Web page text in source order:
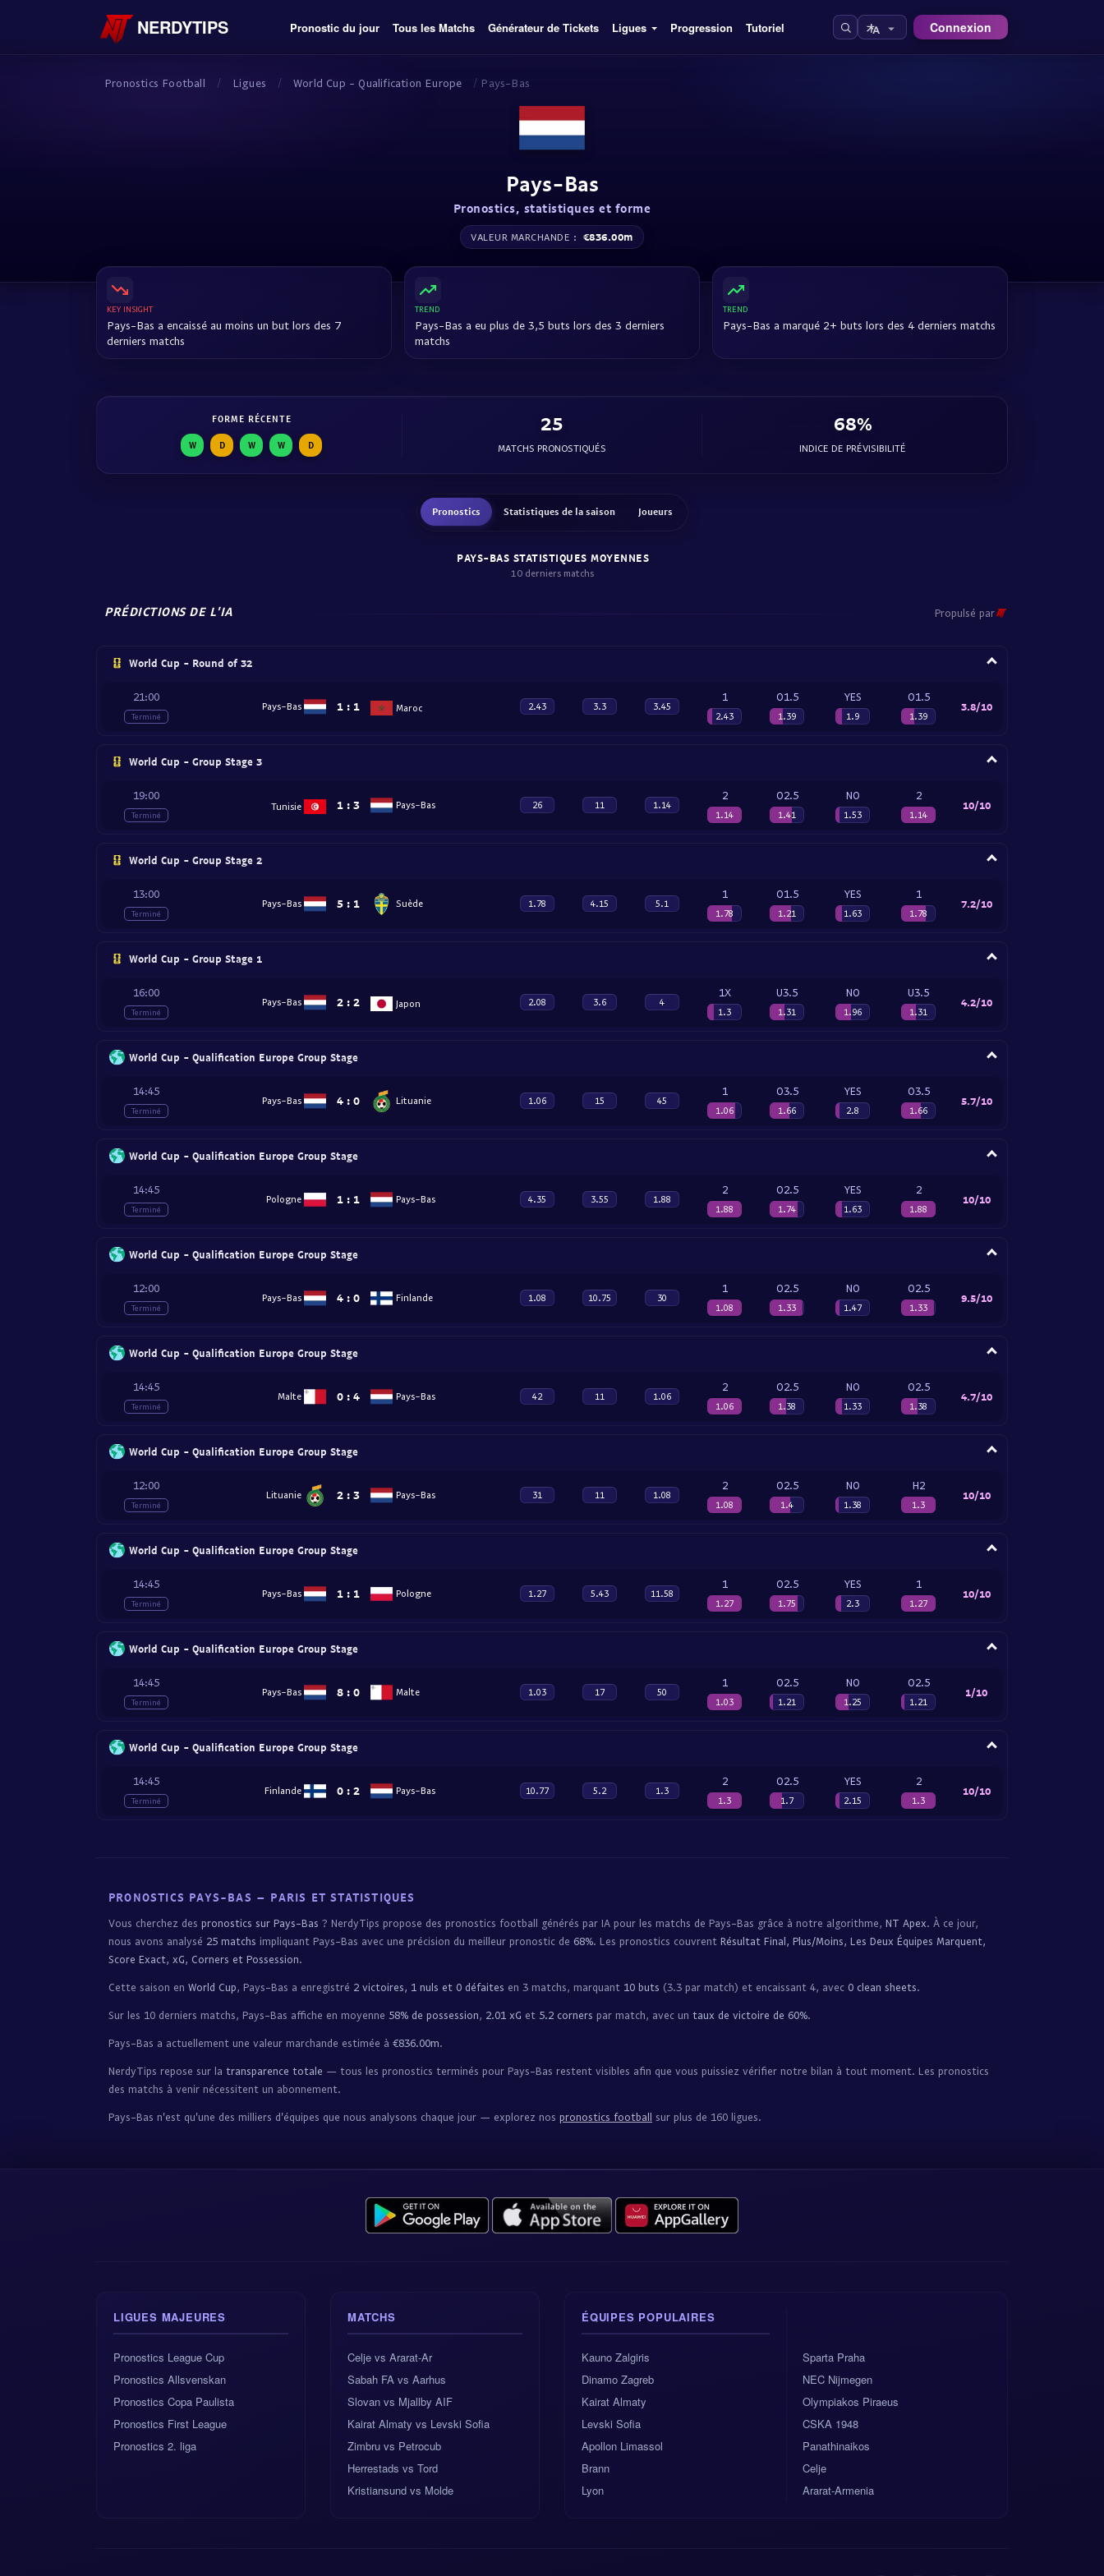
NERDYTIPS Pronostic du jour Tous les Matchs Générateur de Tickets Ligues Progression Tutoriel Connexion
Pronostics Football / Ligues / World Cup - Qualification Europe / Pays-Bas
Pays-Bas
Pronostics, statistiques et forme
VALEUR MARCHANDE : €836.00m
KEY INSIGHT
Pays-Bas a encaissé au moins un but lors des 7
derniers matchs
TREND
Pays-Bas a eu plus de 3,5 buts lors des 3 derniers
matchs
TREND
Pays-Bas a marqué 2+ buts lors des 4 derniers matchs
FORME RÉCENTE
W D W W D
25
MATCHS PRONOSTIQUÉS
68%
INDICE DE PRÉVISIBILITÉ
Pronostics Statistiques de la saison Joueurs
PAYS-BAS STATISTIQUES MOYENNES
10 derniers matchs
PRÉDICTIONS DE L'IA Propulsé par
World Cup - Round of 32
21:00
Terminé
Pays-Bas 1 : 1 Maroc 2.43 3.3 3.45
1
2.43
O1.5
1.39
YES
1.9
O1.5
1.39
3.8/10
World Cup - Group Stage 3
19:00
Terminé
Tunisie 1 : 3 Pays-Bas 26 11 1.14
2
1.14
O2.5
1.41
NO
1.53
2
1.14
10/10
World Cup - Group Stage 2
13:00
Terminé
Pays-Bas 5 : 1 Suède 1.78 4.15 5.1
1
1.78
O1.5
1.21
YES
1.63
1
1.78
7.2/10
World Cup - Group Stage 1
16:00
Terminé
Pays-Bas 2 : 2 Japon 2.08 3.6 4
1X
1.3
U3.5
1.31
NO
1.96
U3.5
1.31
4.2/10
World Cup - Qualification Europe Group Stage
14:45
Terminé
Pays-Bas 4 : 0 Lituanie 1.06 15 45
1
1.06
O3.5
1.66
YES
2.8
O3.5
1.66
5.7/10
World Cup - Qualification Europe Group Stage
14:45
Terminé
Pologne 1 : 1 Pays-Bas 4.35 3.55 1.88
2
1.88
O2.5
1.74
YES
1.63
2
1.88
10/10
World Cup - Qualification Europe Group Stage
12:00
Terminé
Pays-Bas 4 : 0 Finlande 1.08 10.75 30
1
1.08
O2.5
1.33
NO
1.47
O2.5
1.33
9.5/10
World Cup - Qualification Europe Group Stage
14:45
Terminé
Malte 0 : 4 Pays-Bas 42 11 1.06
2
1.06
O2.5
1.38
NO
1.33
O2.5
1.38
4.7/10
World Cup - Qualification Europe Group Stage
12:00
Terminé
Lituanie 2 : 3 Pays-Bas 31 11 1.08
2
1.08
O2.5
1.4
NO
1.38
H2
1.3
10/10
World Cup - Qualification Europe Group Stage
14:45
Terminé
Pays-Bas 1 : 1 Pologne 1.27 5.43 11.58
1
1.27
O2.5
1.75
YES
2.3
1
1.27
10/10
World Cup - Qualification Europe Group Stage
14:45
Terminé
Pays-Bas 8 : 0 Malte 1.03 17 50
1
1.03
O2.5
1.21
NO
1.25
O2.5
1.21
1/10
World Cup - Qualification Europe Group Stage
14:45
Terminé
Finlande 0 : 2 Pays-Bas 10.77 5.2 1.3
2
1.3
O2.5
1.7
YES
2.15
2
1.3
10/10
PRONOSTICS PAYS-BAS – PARIS ET STATISTIQUES
Vous cherchez des pronostics sur Pays-Bas ? NerdyTips propose des pronostics football générés par IA pour les matchs de Pays-Bas grâce à notre algorithme, NT Apex. À ce jour,
nous avons analysé 25 matchs impliquant Pays-Bas avec une précision du meilleur pronostic de 68%. Les pronostics couvrent Résultat Final, Plus/Moins, Les Deux Équipes Marquent,
Score Exact, xG, Corners et Possession.
Cette saison en World Cup, Pays-Bas a enregistré 2 victoires, 1 nuls et 0 défaites en 3 matchs, marquant 10 buts (3.3 par match) et encaissant 4, avec 0 clean sheets.
Sur les 10 derniers matchs, Pays-Bas affiche en moyenne 58% de possession, 2.01 xG et 5.2 corners par match, avec un taux de victoire de 60%.
Pays-Bas a actuellement une valeur marchande estimée à €836.00m.
NerdyTips repose sur la transparence totale — tous les pronostics terminés pour Pays-Bas restent visibles afin que vous puissiez vérifier notre bilan à tout moment. Les pronostics
des matchs à venir nécessitent un abonnement.
Pays-Bas n'est qu'une des milliers d'équipes que nous analysons chaque jour — explorez nos pronostics football sur plus de 160 ligues.
LIGUES MAJEURES
Pronostics League Cup
Pronostics Allsvenskan
Pronostics Copa Paulista
Pronostics First League
Pronostics 2. liga
MATCHS
Celje vs Ararat-Ar
Sabah FA vs Aarhus
Slovan vs Mjallby AIF
Kairat Almaty vs Levski Sofia
Zimbru vs Petrocub
Herrestads vs Tord
Kristiansund vs Molde
ÉQUIPES POPULAIRES
Kauno Zalgiris
Dinamo Zagreb
Kairat Almaty
Levski Sofia
Apollon Limassol
Brann
Lyon
Sparta Praha
NEC Nijmegen
Olympiakos Piraeus
CSKA 1948
Panathinaikos
Celje
Ararat-Armenia